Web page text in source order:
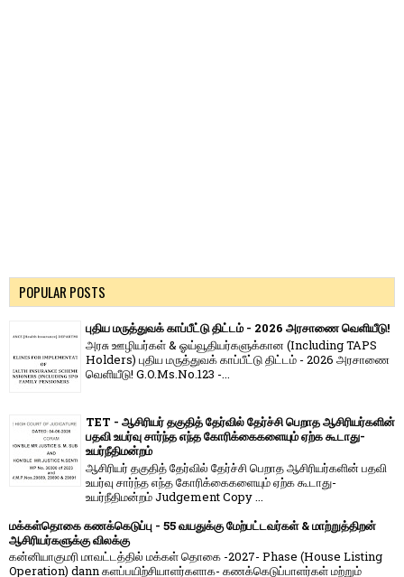
POPULAR POSTS
புதிய மருத்துவக் காப்பீட்டு திட்டம் - 2026 அரசாணை வெளியீடு!
அரசு ஊழியர்கள் & ஓய்வூதியர்களுக்கான (Including TAPS
Holders) புதிய மருத்துவக் காப்பீட்டு திட்டம் - 2026 அரசாணை
வெளியீடு! G.O.Ms.No.123 -...
TET - ஆசிரியர் தகுதித் தேர்வில் தேர்ச்சி பெறாத ஆசிரியர்களின்
பதவி உயர்வு சார்ந்த எந்த கோரிக்கைகளையும் ஏற்க கூடாது-
உயர்நீதிமன்றம்
ஆசிரியர் தகுதித் தேர்வில் தேர்ச்சி பெறாத ஆசிரியர்களின் பதவி
உயர்வு சார்ந்த எந்த கோரிக்கைகளையும் ஏற்க கூடாது-
உயர்நீதிமன்றம் Judgement Copy ...
மக்கள்தொகை கணக்கெடுப்பு - 55 வயதுக்கு மேற்பட்டவர்கள் & மாற்றுத்திறன்
ஆசிரியர்களுக்கு விலக்கு
கன்னியாகுமரி மாவட்டத்தில் மக்கள் தொகை -2027- Phase (House Listing
Operation) dann களப்பயிற்சியாளர்களாக- கணக்கெடுப்பாளர்கள் மற்றும்